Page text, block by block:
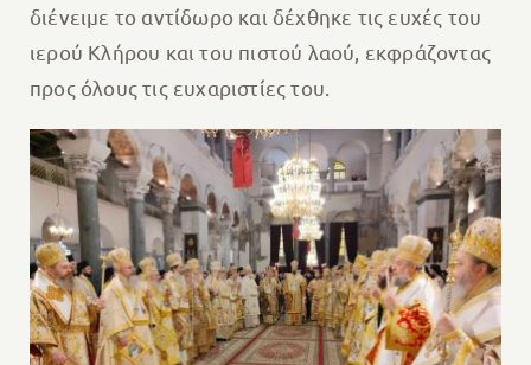
διένειμε το αντίδωρο και δέχθηκε τις ευχές του
ιερού Κλήρου και του πιστού λαού, εκφράζοντας
προς όλους τις ευχαριστίες του.